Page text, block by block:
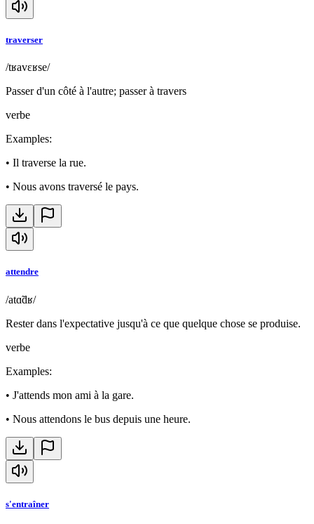
traverser
/tʁavɛʁse/
Passer d'un côté à l'autre; passer à travers
verbe
Examples:
• Il traverse la rue.
• Nous avons traversé le pays.
attendre
/atɑ̃dʁ/
Rester dans l'expectative jusqu'à ce que quelque chose se produise.
verbe
Examples:
• J'attends mon ami à la gare.
• Nous attendons le bus depuis une heure.
s'entraîner